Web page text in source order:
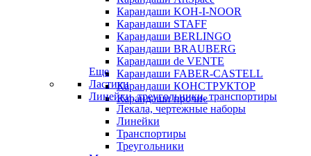
Карандаши KOH-I-NOOR
Карандаши STAFF
Карандаши BERLINGO
Карандаши BRAUBERG
Карандаши de VENTE
Карандаши FABER-CASTELL
Карандаши КОНСТРУКТОР
Карандаши прочие
Еще
Ластики
Линейки, треугольники, транспортиры
Лекала, чертежные наборы
Линейки
Транспортиры
Треугольники